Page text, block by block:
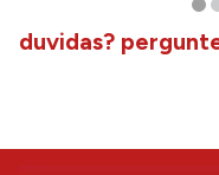
duvidas?